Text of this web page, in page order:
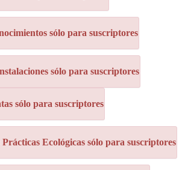
sólo para suscriptores
sólo para suscriptores
sólo para suscriptores
Ecológicas sólo para suscriptores